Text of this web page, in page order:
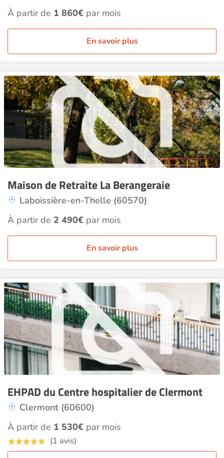
À partir de 1 860€ par mois
En savoir plus
Maison de Retraite La Berangeraie
Laboissière-en-Thelle (60570)
À partir de 2 490€ par mois
En savoir plus
EHPAD du Centre hospitalier de Clermont
Clermont (60600)
À partir de 1 530€ par mois
(1 avis)